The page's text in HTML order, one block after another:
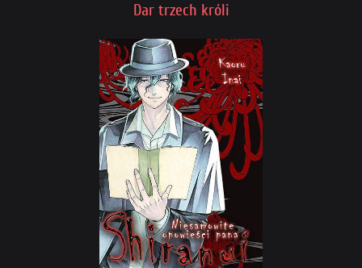
Dar trzech króli